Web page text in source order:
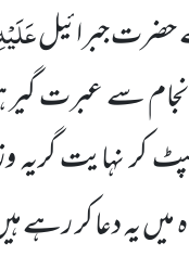
جبرائیل
سے عبرت گیر
کر نہایت گریہ
میں یہ دعا کر رہے